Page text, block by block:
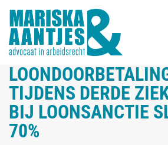
VORIGE
TIJDENS DERDE
BIJ LOONSANCTIE
70%